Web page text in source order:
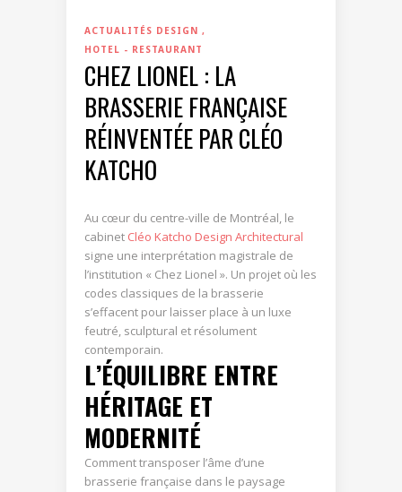
ACTUALITÉS DESIGN
HOTEL - RESTAURANT
CHEZ LIONEL : LA
BRASSERIE FRANÇAISE
RÉINVENTÉE PAR CLÉO
KATCHO
Au cœur du centre-ville de Montréal, le
cabinet Cléo Katcho Design Architectural
signe une interprétation magistrale de
l’institution « Chez Lionel ». Un projet où les
codes classiques de la brasserie
s’effacent pour laisser place à un luxe
feutré, sculptural et résolument
contemporain.
L’ÉQUILIBRE ENTRE
HÉRITAGE ET
MODERNITÉ
Comment transposer l’âme d’une
brasserie française dans le paysage